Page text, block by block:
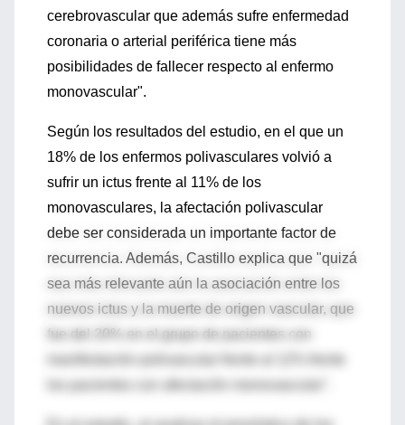
cerebrovascular que además sufre enfermedad
coronaria o arterial periférica tiene más
posibilidades de fallecer respecto al enfermo
monovascular".
Según los resultados del estudio, en el que un
18% de los enfermos polivasculares volvió a
sufrir un ictus frente al 11% de los
monovasculares, la afectación polivascular
debe ser considerada un importante factor de
recurrencia. Además, Castillo explica que "quizá
sea más relevante aún la asociación entre los
nuevos ictus y la muerte de origen vascular, que
fue del 20% en el grupo de pacientes con